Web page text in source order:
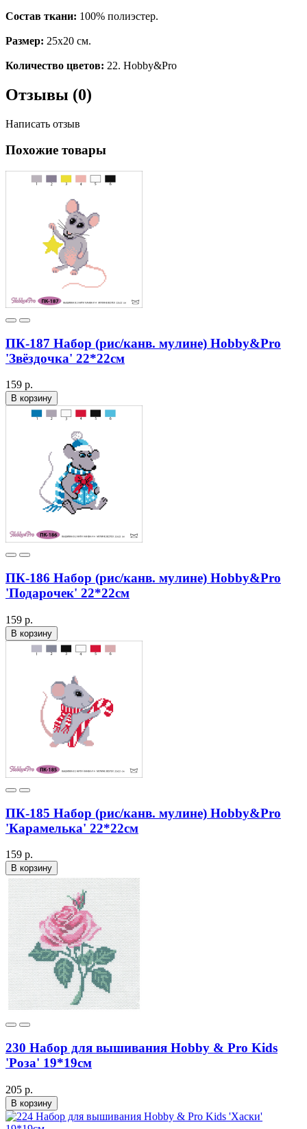
Состав ткани: 100% полиэстер.
Размер: 25х20 см.
Количество цветов: 22. Hobby&Pro
Отзывы (0)
Написать отзыв
Похожие товары
ПК-187 Набор (рис/канв. мулине) Hobby&Pro
'Звёздочка' 22*22см
159 р.
В корзину
ПК-186 Набор (рис/канв. мулине) Hobby&Pro
'Подарочек' 22*22см
159 р.
В корзину
ПК-185 Набор (рис/канв. мулине) Hobby&Pro
'Карамелька' 22*22см
159 р.
В корзину
230 Набор для вышивания Hobby & Pro Kids
'Роза' 19*19см
205 р.
В корзину